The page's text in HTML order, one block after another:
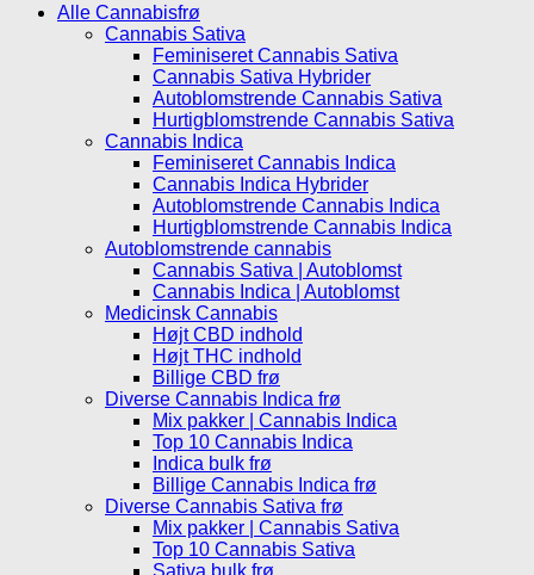
Alle Cannabisfrø
Cannabis Sativa
Feminiseret Cannabis Sativa
Cannabis Sativa Hybrider
Autoblomstrende Cannabis Sativa
Hurtigblomstrende Cannabis Sativa
Cannabis Indica
Feminiseret Cannabis Indica
Cannabis Indica Hybrider
Autoblomstrende Cannabis Indica
Hurtigblomstrende Cannabis Indica
Autoblomstrende cannabis
Cannabis Sativa | Autoblomst
Cannabis Indica | Autoblomst
Medicinsk Cannabis
Højt CBD indhold
Højt THC indhold
Billige CBD frø
Diverse Cannabis Indica frø
Mix pakker | Cannabis Indica
Top 10 Cannabis Indica
Indica bulk frø
Billige Cannabis Indica frø
Diverse Cannabis Sativa frø
Mix pakker | Cannabis Sativa
Top 10 Cannabis Sativa
Sativa bulk frø